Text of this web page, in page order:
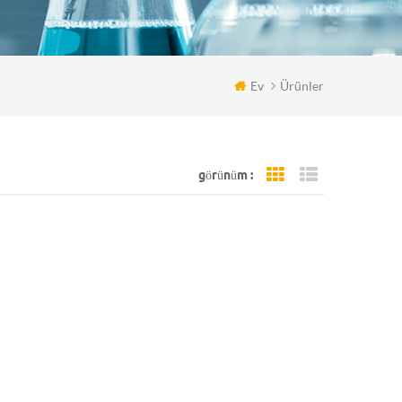
Ev Ürünler
görünüm : Grid View